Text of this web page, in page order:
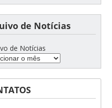
de Notícias
de Notícias